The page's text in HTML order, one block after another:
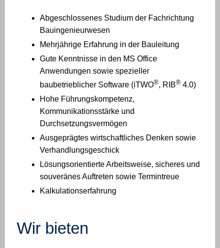
Abgeschlossenes Studium der Fachrichtung
Bauingenieurwesen
Mehrjährige Erfahrung in der Bauleitung
Gute Kenntnisse in den MS Office
Anwendungen sowie spezieller
baubetrieblicher Software (iTWO®, RIB® 4.0)
Hohe Führungskompetenz,
Kommunikationsstärke und
Durchsetzungsvermögen
Ausgeprägtes wirtschaftliches Denken sowie
Verhandlungsgeschick
Lösungsorientierte Arbeitsweise, sicheres und
souveränes Auftreten sowie Termintreue
Kalkulationserfahrung
Wir bieten